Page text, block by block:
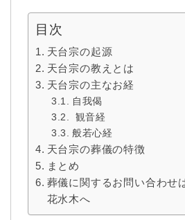
目次
天台宗の起源
天台宗の教えとは
天台宗の主なお経
自我偈
観音経
般若心経
天台宗の葬儀の特徴
まとめ
葬儀に関するお問い合わ
花水木へ